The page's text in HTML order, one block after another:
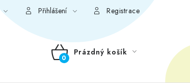
Přihlášení Registrace
NÁKUPNÍ
Prázdný košík